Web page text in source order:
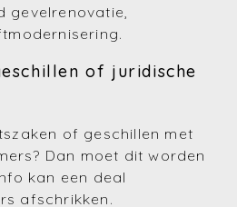
gevelrenovatie,
of juridische
of geschillen met
Dan moet dit worden
kan een deal
afschrikken.